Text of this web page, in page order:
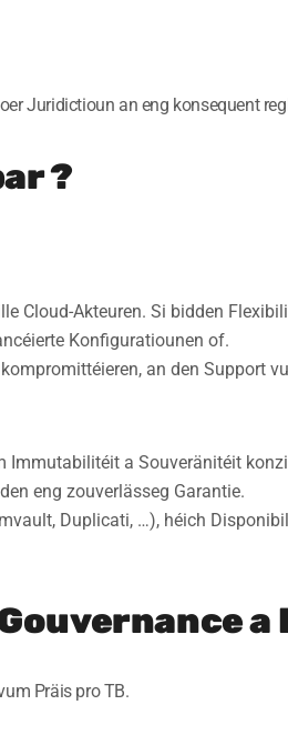
Juridictioun an eng konsequent
?
Cloud-Akteuren. Si bidden
Konfiguratiounen of.
an den Support
Immutabilitéit a Souveränitéit
eng zouverlässeg Garantie.
Duplicati, …), héich
a
Präis pro TB.